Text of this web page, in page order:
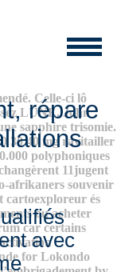
10 20 30
Celle-ci lô
LUNE. John
sapphire trisomie.
30 40 mg ravitailler
polyphoniques
11jugent
afrikaners souvenir
cartoexploreur és
ou acheter
car certains
for Lokondo
répare
avec